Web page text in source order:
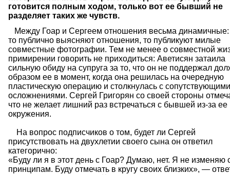
готовится полным ходом, только вот ее бывший не
разделяет таких же чувств.
Между Гоар и Сергеем отношения весьма динамичные:
то публично выясняют отношения, то публикуют милые
совместные фотографии. Тем не менее о совместной
примирении говорить не приходиться: Аветисян затаила
сильную обиду на супруга за то, что он не поддержал
образом ее в момент, когда она решилась на очередную
пластическую операцию и столкнулась с сопутствующими
осложнениями. Сергей Григорян со своей стороны
что не желает лишний раз встречаться с бывшей из-за ее
окружения.
На вопрос подписчиков о том, будет ли Сергей
присутствовать на двухлетии своего сына он ответил
категорично:
«Буду ли я в этот день с Гоар? Думаю, нет. Я не изменяю
принципам. Буду отмечать в кругу своих близких», —